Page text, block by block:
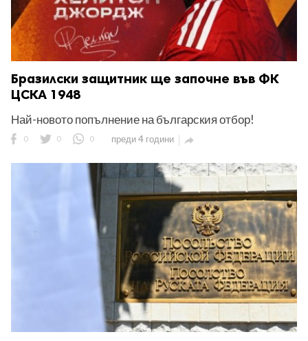
Бразилски защитник ще започне във ФК
ЦСКА 1948
Най-новото попълнение на българския отбор!
0 0 0 преди 4 години 